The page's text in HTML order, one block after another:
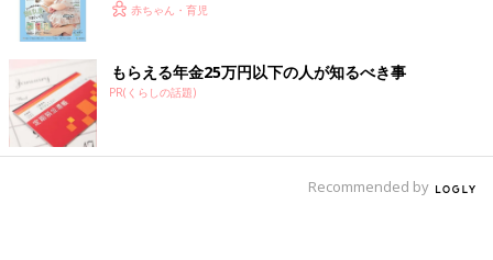
いっぱい！
赤ちゃん・育児
もらえる年金25万円以下の人が知るべき事
PR(くらしの話題)
Recommended by